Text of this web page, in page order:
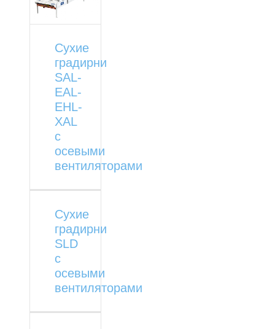
Сухие
градирни
SAL-
EAL-
EHL-
XAL
с
осевыми
вентиляторами
Сухие
градирни
SLD
с
осевыми
вентиляторами